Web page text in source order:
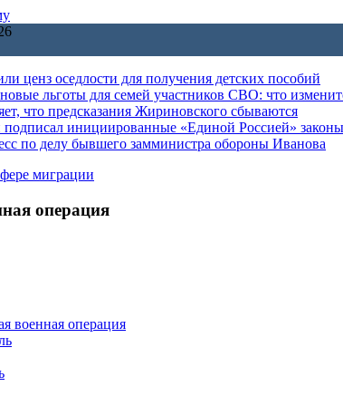
ценз оседлости для получения детских пособий
льготы для семей участников СВО: что
что предсказания Жириновского сбываются
инициированные «Единой Россией» законы
по делу бывшего замминистра обороны Иванова
операция
военная операция